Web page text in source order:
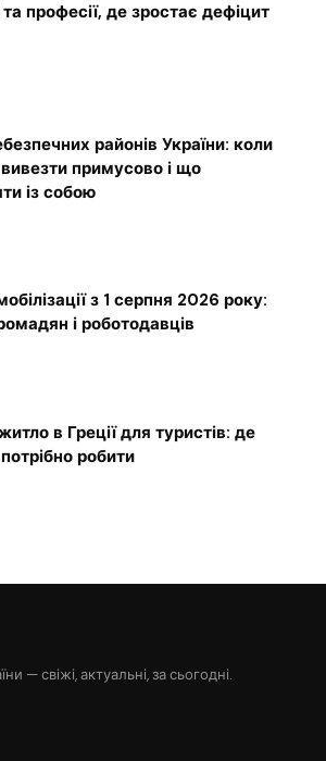
та професії, де зростає дефіцит
районів України: коли
примусово і що
із собою
з 1 серпня 2026 року:
і роботодавців
в Греції для туристів: де
робити
— свіжі, актуальні, за сьогодні.